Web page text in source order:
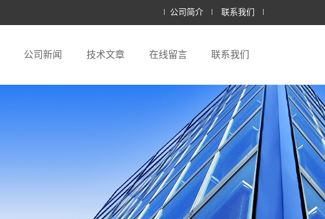
公司简介 联系我们
公司新闻 技术文章 在线留言 联系我们